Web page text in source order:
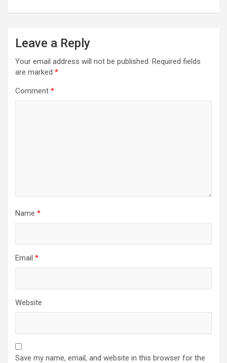
Leave a Reply
Your email address will not be published. Required fields
are marked *
Comment *
Name *
Email *
Website
Save my name, email, and website in this browser for the